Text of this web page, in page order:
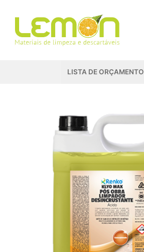
para
conteúdo
Pesquisar por:
LISTA DE ORÇAMENTO